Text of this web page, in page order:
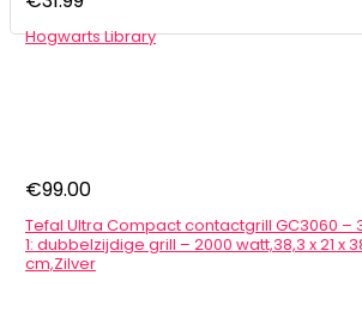
Hogwarts Library
€99.00
Tefal Ultra Compact contactgrill GC3060 –
1: dubbelzijdige grill – 2000 watt,38,3 x 21 x
cm,Zilver